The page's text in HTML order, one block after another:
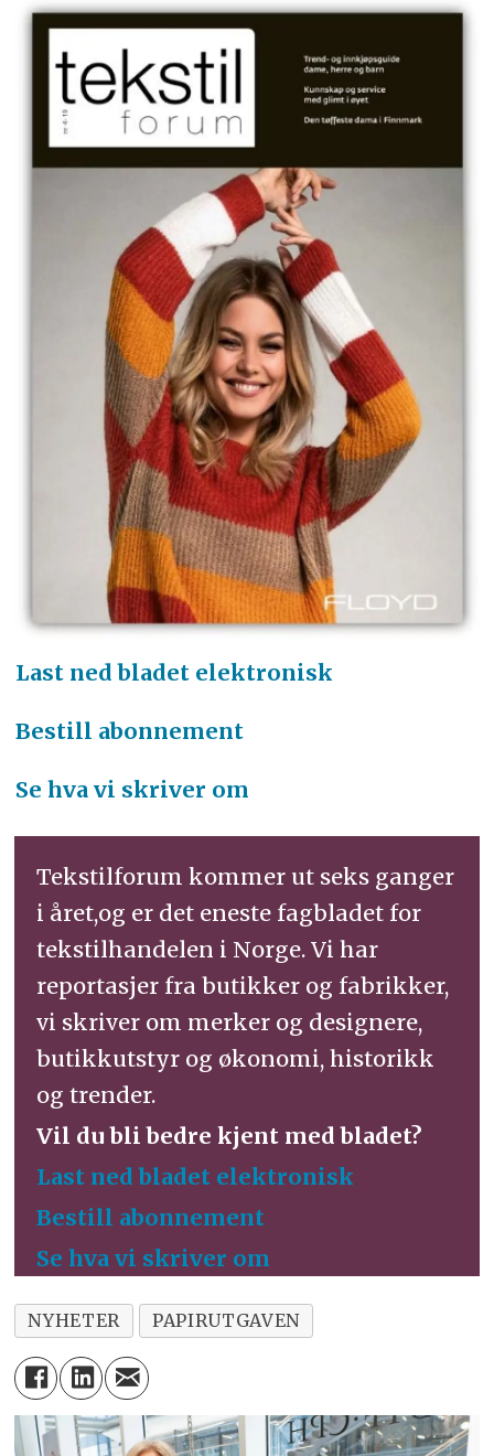
Last ned bladet elektronisk
Bestill abonnement
Se hva vi skriver om
Tekstilforum kommer ut seks ganger
i året,og er det eneste fagbladet for
tekstilhandelen i Norge. Vi har
reportasjer fra butikker og fabrikker,
vi skriver om merker og designere,
butikkutstyr og økonomi, historikk
og trender.
Vil du bli bedre kjent med bladet?
Last ned bladet elektronisk
Bestill abonnement
Se hva vi skriver om
NYHETER PAPIRUTGAVEN